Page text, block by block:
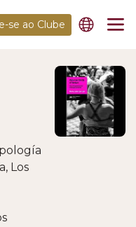
se ao Clube
Los